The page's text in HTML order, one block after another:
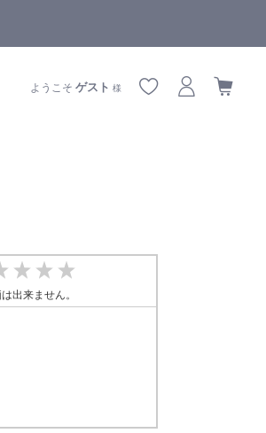
ようこそゲスト 様
出来ません。